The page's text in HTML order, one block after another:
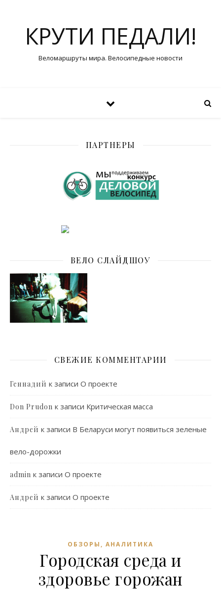
КРУТИ ПЕДАЛИ!
Веломаршруты мира. Велосипедные новости
ПАРТНЕРЫ
ВЕЛО СЛАЙДШОУ
СВЕЖИЕ КОММЕНТАРИИ
Геннадий к записи О проекте
Don Prudon к записи Критическая масса
Андрей к записи В Беларуси могут появиться зеленые
вело-дорожки
admin к записи О проекте
Андрей к записи О проекте
ОБЗОРЫ, АНАЛИТИКА
Городская среда и
здоровье горожан